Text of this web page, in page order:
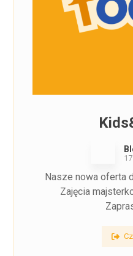
Nasze nowa oferta
Zajęcia